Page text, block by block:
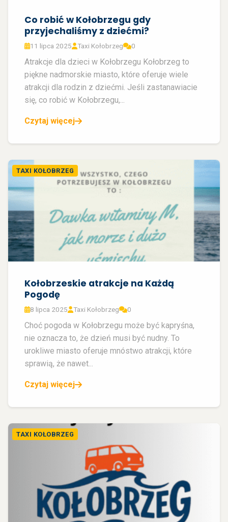
Co robić w Kołobrzegu gdy
przyjechaliśmy z dziećmi?
11 lipca 2025 Taxi Kołobrzeg 0
Atrakcje dla dzieci w Kołobrzegu Kołobrzeg to
piękne nadmorskie miasto, które oferuje wiele
atrakcji dla rodzin z dziećmi. Jeśli zastanawiacie
się, co robić w Kołobrzegu,...
Czytaj więcej
TAXI KOŁOBRZEG
Kołobrzeskie atrakcje na Każdą
Pogodę
8 lipca 2025 Taxi Kołobrzeg 0
Choć pogoda w Kołobrzegu może być kapryśna,
nie oznacza to, że dzień musi być nudny. To
urokliwe miasto oferuje mnóstwo atrakcji, które
sprawią, że nawet...
Czytaj więcej
TAXI KOŁOBRZEG